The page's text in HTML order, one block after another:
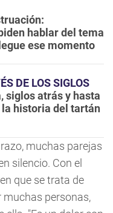
hablar del tema
ese momento
DE LOS SIGLOS
siglos atrás y hasta
historia del tartán
muchas parejas
silencio. Con el
que se trata de
personas,